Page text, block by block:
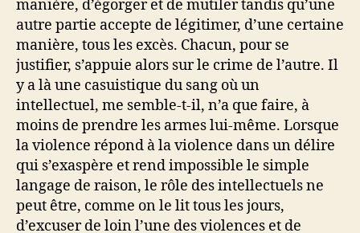
manière, d’égorger et de mutiler tandis qu’une
autre partie accepte de légitimer, d’une certaine
manière, tous les excès. Chacun, pour se
justifier, s’appuie alors sur le crime de l’autre. Il
y a là une casuistique du sang où un
intellectuel, me semble-t-il, n’a que faire, à
moins de prendre les armes lui-même. Lorsque
la violence répond à la violence dans un délire
qui s’exaspère et rend impossible le simple
langage de raison, le rôle des intellectuels ne
peut être, comme on le lit tous les jours,
d’excuser de loin l’une des violences et de